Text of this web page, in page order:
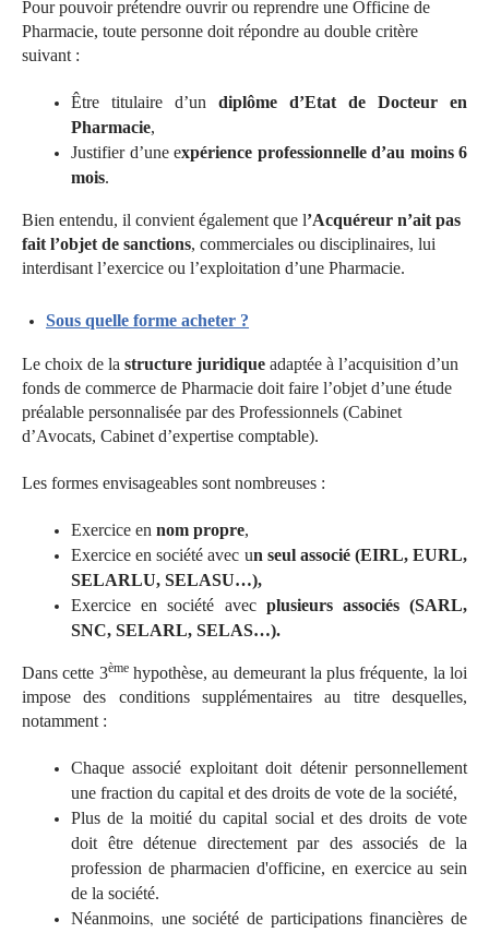
Pour pouvoir prétendre ouvrir ou reprendre une Officine de
Pharmacie, toute personne doit répondre au double critère
suivant :
Être titulaire d’un diplôme d’Etat de Docteur en
Pharmacie,
Justifier d’une expérience professionnelle d’au moins 6
mois.
Bien entendu, il convient également que l’Acquéreur n’ait pas
fait l’objet de sanctions, commerciales ou disciplinaires, lui
interdisant l’exercice ou l’exploitation d’une Pharmacie.
Sous quelle forme acheter ?
Le choix de la structure juridique adaptée à l’acquisition d’un
fonds de commerce de Pharmacie doit faire l’objet d’une étude
préalable personnalisée par des Professionnels (Cabinet
d’Avocats, Cabinet d’expertise comptable).
Les formes envisageables sont nombreuses :
Exercice en nom propre,
Exercice en société avec un seul associé (EIRL, EURL,
SELARLU, SELASU…),
Exercice en société avec plusieurs associés (SARL,
SNC, SELARL, SELAS…).
Dans cette 3èmehypothèse, au demeurant la plus fréquente, la loi
impose des conditions supplémentaires au titre desquelles,
notamment :
Chaque associé exploitant doit détenir personnellement
une fraction du capital et des droits de vote de la société,
Plus de la moitié du capital social et des droits de vote
doit être détenue directement par des associés de la
profession de pharmacien d'officine, en exercice au sein
de la société.
Néanmoins, une société de participations financières de